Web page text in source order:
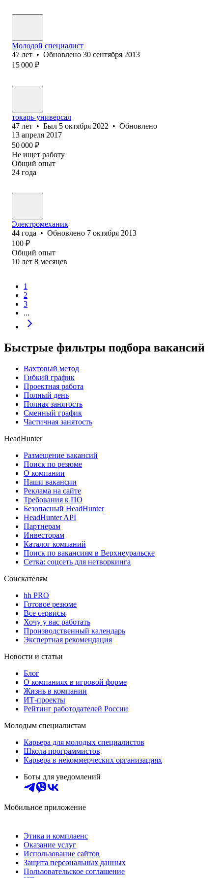
Молодой специалист
47 лет • Обновлено 30 сентября 2013
15 000 ₽
токарь-универсал
47 лет • Был 5 октября 2022 • Обновлено
13 апреля 2017
50 000 ₽
Не ищет работу
Общий опыт
24 года
Электромеханик
44 года • Обновлено 7 октября 2013
100 ₽
Общий опыт
10 лет 8 месяцев
1
2
3
...
Быстрые фильтры подбора вакансий
Вахтовый метод
Гибкий график
Проектная работа
Полный день
Полная занятость
Сменный график
Частичная занятость
HeadHunter
Размещение вакансий
Поиск по резюме
О компании
Наши вакансии
Реклама на сайте
Требования к ПО
Безопасный HeadHunter
HeadHunter API
Партнерам
Инвесторам
Каталог компаний
Поиск по вакансиям в Верхнеуральске
Сетка: соцсеть для нетворкинга
Соискателям
hh PRO
Готовое резюме
Все сервисы
Хочу у вас работать
Производственный календарь
Экспертная рекомендация
Новости и статьи
Блог
О компаниях в игровой форме
Жизнь в компании
ИТ-проекты
Рейтинг работодателей России
Молодым специалистам
Карьера для молодых специалистов
Школа программистов
Карьера в некоммерческих организациях
Боты для уведомлений
Мобильное приложение
Этика и комплаенс
Оказание услуг
Использование сайтов
Защита персональных данных
Пользовательское соглашение